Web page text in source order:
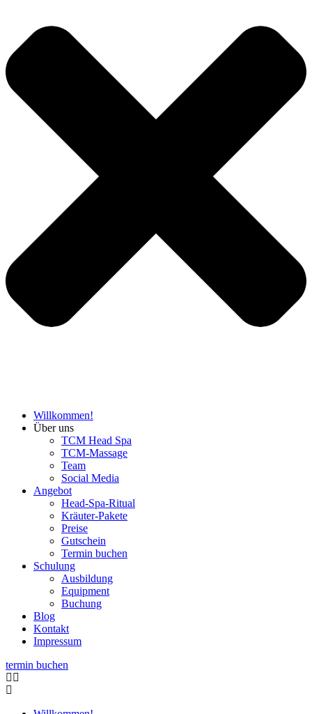
Willkommen!
Über uns
TCM Head Spa
TCM-Massage
Team
Social Media
Angebot
Head-Spa-Ritual
Kräuter-Pakete
Preise
Gutschein
Termin buchen
Schulung
Ausbildung
Equipment
Buchung
Blog
Kontakt
Impressum
termin buchen